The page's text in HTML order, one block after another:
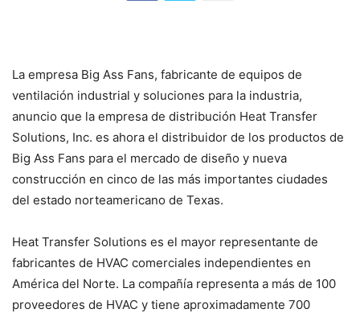
La empresa Big Ass Fans, fabricante de equipos de
ventilación industrial y soluciones para la industria,
anuncio que la empresa de distribución Heat Transfer
Solutions, Inc. es ahora el distribuidor de los productos de
Big Ass Fans para el mercado de diseño y nueva
construcción en cinco de las más importantes ciudades
del estado norteamericano de Texas.
Heat Transfer Solutions es el mayor representante de
fabricantes de HVAC comerciales independientes en
América del Norte. La compañía representa a más de 100
proveedores de HVAC y tiene aproximadamente 700